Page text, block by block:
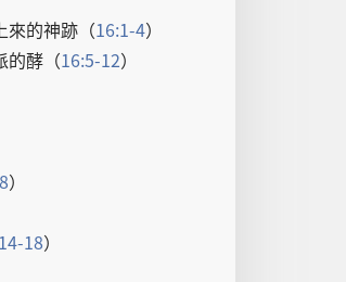
來的神跡 （16:1-4）
的酵 （16:5-12）
）
18）